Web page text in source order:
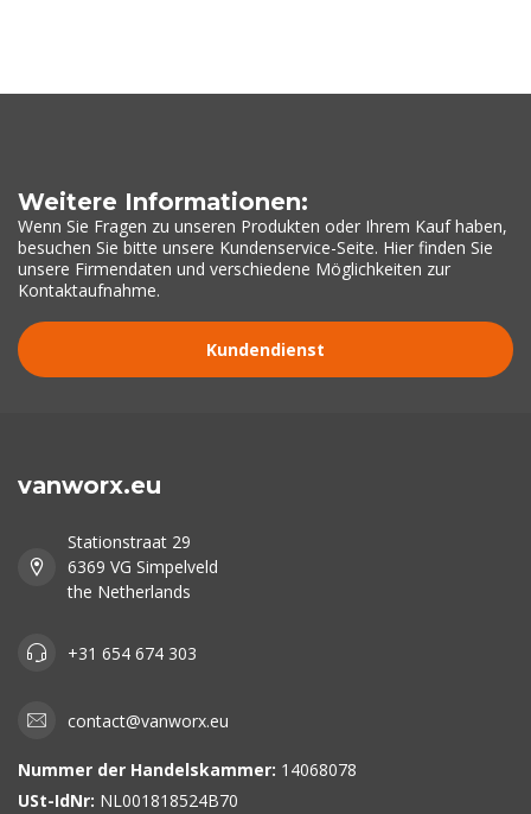
Weitere Informationen:
Wenn Sie Fragen zu unseren Produkten oder Ihrem Kauf haben,
besuchen Sie bitte unsere Kundenservice-Seite. Hier finden Sie
unsere Firmendaten und verschiedene Möglichkeiten zur
Kontaktaufnahme.
Kundendienst
vanworx.eu
Stationstraat 29
6369 VG Simpelveld
the Netherlands
+31 654 674 303
contact@vanworx.eu
Nummer der Handelskammer: 14068078
USt-IdNr: NL001818524B70